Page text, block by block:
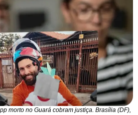
morto no Guará cobram justiça. Brasília (DF),